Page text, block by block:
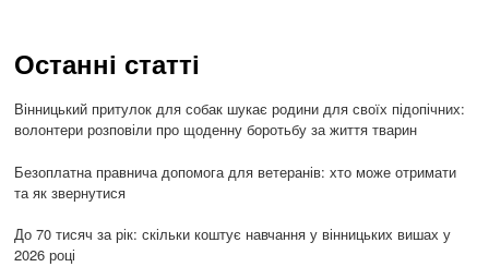
Останні статті
Вінницький притулок для собак шукає родини для своїх підопічних:
волонтери розповіли про щоденну боротьбу за життя тварин
Безоплатна правнича допомога для ветеранів: хто може отримати
та як звернутися
До 70 тисяч за рік: скільки коштує навчання у вінницьких вишах у
2026 році